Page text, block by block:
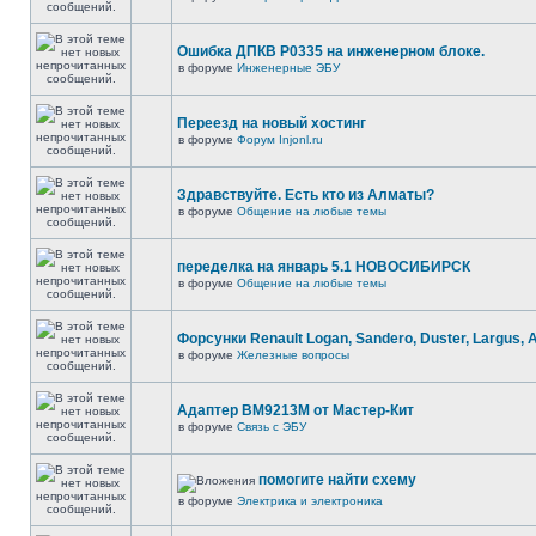
Ошибка ДПКВ Р0335 на инженерном блоке.
в форуме Инженерные ЭБУ
Переезд на новый хостинг
в форуме Форум Injonl.ru
Здравствуйте. Есть кто из Алматы?
в форуме Общение на любые темы
переделка на январь 5.1 НОВОСИБИРСК
в форуме Общение на любые темы
Форсунки Renault Logan, Sandero, Duster, Largus,
в форуме Железные вопросы
Адаптер BM9213M от Мастер-Кит
в форуме Связь с ЭБУ
помогите найти схему
в форуме Электрика и электроника